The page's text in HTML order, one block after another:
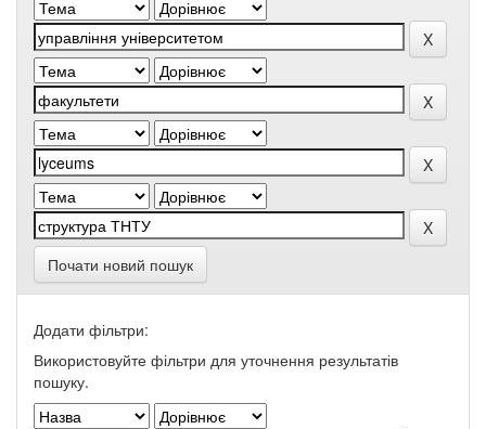
Почати новий пошук
Додати фільтри:
Використовуйте фільтри для уточнення результатів
пошуку.